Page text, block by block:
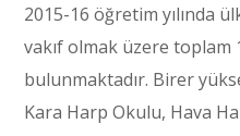
2015-16 öğretim yılında
vakıf olmak üzere toplam
bulunmaktadır. Birer
Kara Harp Okulu, Hava